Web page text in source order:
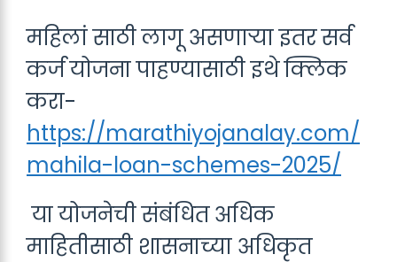
महिलां साठी लागू असणाऱ्या इतर सर्व
कर्ज योजना पाहण्यासाठी इथे क्लिक
करा-
https://marathiyojanalay.com/
mahila-loan-schemes-2025/
या योजनेची संबंधित अधिक
माहितीसाठी शासनाच्या अधिकृत